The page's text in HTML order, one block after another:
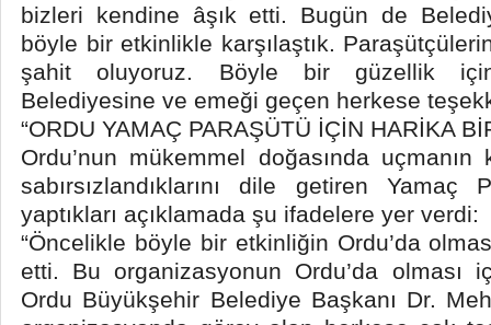
bizleri kendine âşık etti. Bugün de
böyle bir etkinlikle karşılaştık.
şahit oluyoruz. Böyle bir güzellik
Belediyesine ve emeği geçen herkese
“ORDU YAMAÇ PARAŞÜTÜ İÇİN HARİKA
Ordu’nun mükemmel doğasında
sabırsızlandıklarını dile getiren Yamaç
yaptıkları açıklamada şu ifadelere yer verdi:
“Öncelikle böyle bir etkinliğin Ordu’da
etti. Bu organizasyonun Ordu’da olması
Ordu Büyükşehir Belediye Başkanı Dr.